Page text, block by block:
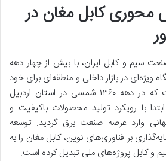
محوری کابل مغان در
سیم و کابل ایران، با بیش از چهار دهه
ویژه‌ای در بازار داخلی و منطقه‌ای برای خود
دست و پا کند. این شرکت که در دهه ۱۳۶۰ شمسی در استان اردبیل
با رویکرد تولید محصولات باکیفیت و
وارد عرصه صنعت برق گردید. توسعه
بر فناوری‌های نوین، کابل مغان را به
و کابل پروژه‌های ملی تبدیل کرده است.